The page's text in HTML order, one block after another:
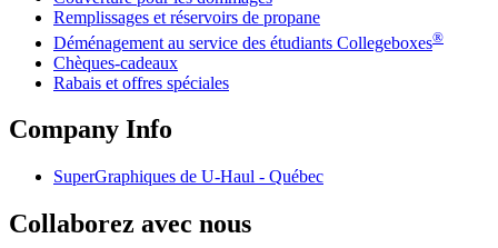
Remplissages et réservoirs de propane
Déménagement au service des étudiants Collegeboxes®
Chèques-cadeaux
Rabais et offres spéciales
Company Info
SuperGraphiques de U-Haul - Québec
Collaborez avec nous